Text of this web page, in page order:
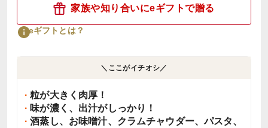
家族や知り合いにeギフトで贈る
eギフトとは？
＼ここがイチオシ／
粒が大きく肉厚！
味が濃く、出汁がしっかり！
酒蒸し、お味噌汁、クラムチャウダー、パスタ、